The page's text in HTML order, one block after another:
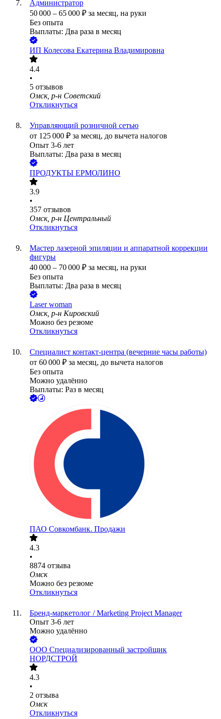
Администратор
50 000 – 65 000 ₽ за месяц, на руки
Без опыта
Выплаты: Два раза в месяц
ИП Колесова Екатерина Владимировна
4.4
•
5 отзывов
Омск, р-н Советский
Откликнуться
Управляющий розничной сетью
от 125 000 ₽ за месяц, до вычета налогов
Опыт 3-6 лет
Выплаты: Два раза в месяц
ПРОДУКТЫ ЕРМОЛИНО
3.9
•
357 отзывов
Омск, р-н Центральный
Откликнуться
Мастер лазерной эпиляции и аппаратной коррекции
фигуры
40 000 – 70 000 ₽ за месяц, на руки
Без опыта
Выплаты: Два раза в месяц
Laser woman
Омск, р-н Кировский
Можно без резюме
Откликнуться
Специалист контакт-центра (вечерние часы работы)
от 60 000 ₽ за месяц, до вычета налогов
Без опыта
Можно удалённо
Выплаты: Раз в месяц
ПАО Совкомбанк. Продажи
4.3
•
8874 отзыва
Омск
Можно без резюме
Откликнуться
Бренд-маркетолог / Marketing Project Manager
Опыт 3-6 лет
Можно удалённо
ООО Специализированный застройщик
НОРДСТРОЙ
4.3
•
2 отзыва
Омск
Откликнуться